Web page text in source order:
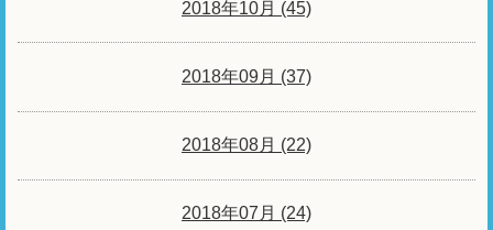
2018年10月 (45)
2018年09月 (37)
2018年08月 (22)
2018年07月 (24)